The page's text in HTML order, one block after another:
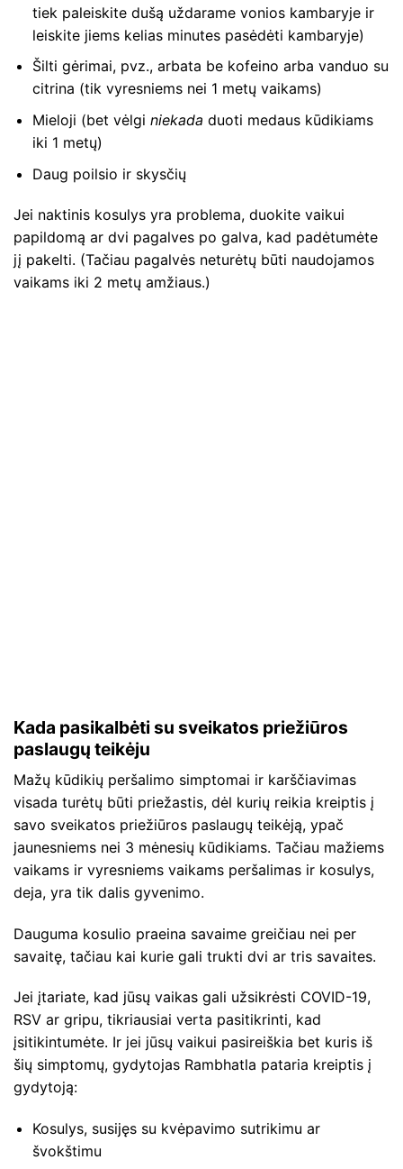
tiek paleiskite dušą uždarame vonios kambaryje ir
leiskite jiems kelias minutes pasėdėti kambaryje)
Šilti gėrimai, pvz., arbata be kofeino arba vanduo su
citrina (tik vyresniems nei 1 metų vaikams)
Mieloji (bet vėlgi niekada duoti medaus kūdikiams
iki 1 metų)
Daug poilsio ir skysčių
Jei naktinis kosulys yra problema, duokite vaikui
papildomą ar dvi pagalves po galva, kad padėtumėte
jį pakelti. (Tačiau pagalvės neturėtų būti naudojamos
vaikams iki 2 metų amžiaus.)
Kada pasikalbėti su sveikatos priežiūros
paslaugų teikėju
Mažų kūdikių peršalimo simptomai ir karščiavimas
visada turėtų būti priežastis, dėl kurių reikia kreiptis į
savo sveikatos priežiūros paslaugų teikėją, ypač
jaunesniems nei 3 mėnesių kūdikiams. Tačiau mažiems
vaikams ir vyresniems vaikams peršalimas ir kosulys,
deja, yra tik dalis gyvenimo.
Dauguma kosulio praeina savaime greičiau nei per
savaitę, tačiau kai kurie gali trukti dvi ar tris savaites.
Jei įtariate, kad jūsų vaikas gali užsikrėsti COVID-19,
RSV ar gripu, tikriausiai verta pasitikrinti, kad
įsitikintumėte. Ir jei jūsų vaikui pasireiškia bet kuris iš
šių simptomų, gydytojas Rambhatla pataria kreiptis į
gydytoją:
Kosulys, susijęs su kvėpavimo sutrikimu ar
švokštimu